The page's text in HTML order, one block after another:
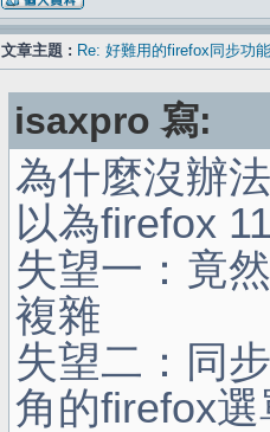
文章主題 : Re: 好難用的firefox同步功能
isaxpro 寫:
為什麼沒辦
以為firefox
失望一：竟
複雜
失望二：同
角的firefox